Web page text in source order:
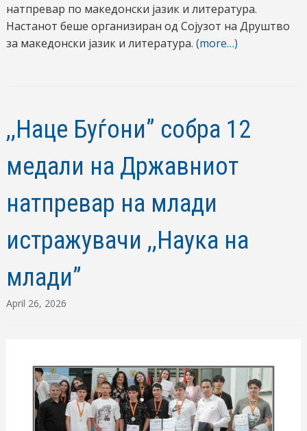
натпревар по македонски јазик и литература.
Настанот беше организиран од Сојузот на Друштво
за македонски јазик и литература. (more…)
,,Наце Буѓони” собра 12
медали на Државниот
натпревар на млади
истражувачи ,,Наука на
млади”
April 26, 2026